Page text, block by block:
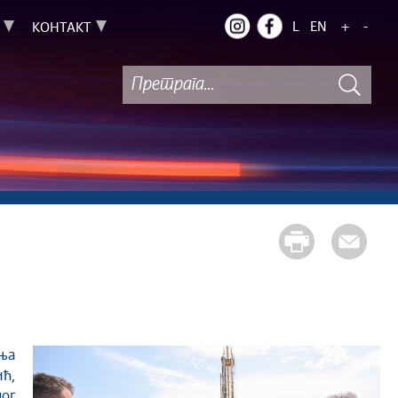
КОНТАКТ L EN + -